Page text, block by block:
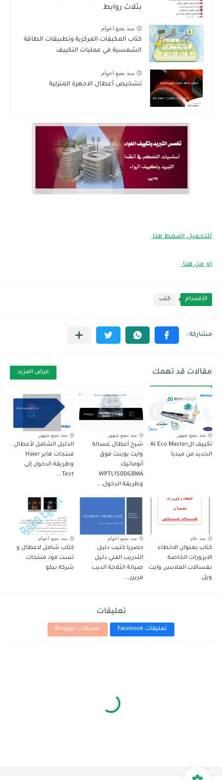
بثلاث روابط
منذ بضع اعوام
كتاب المكيفات المركزية وتطبيقات الطاقة
الشمسية في عمليات التكييف
منذ بضع اعوام
تشخيص أعطال الاجهزة المنزلية
للتحميل اضغط هنا
او من هنا
الأقسام كتب
مقالات قد تهمك عرض المزيد
منذ بضع شهور
تكييف الAI Eco Master
الجديد من ميديا
منذ بضع شهور
شرح أعطال غسالة
وايت بوينت فوق
أتوماتيك
WPTL150DGBMA
وطريقة الدخول...
منذ بضع شهور
الدليل الشامل لأعطال
منتجات هاير Haier
وطريقة الدخول إلى
Test...
منذ عام
كتاب بعنوان الاخطاء
الايرورات الخاصة
بغسالات الملابس وايت
ويل
منذ بضع اعوام
حصريا كتيب دليل
التدريب الفني دليل
صيانة الثلاجة الديب
فريزر...
منذ بضع اعوام
كتاب شامل لاعطال و
تست مود منتجات
شركة بيكو
تعليقات
تعليقات Facebook تعليقات Blogger